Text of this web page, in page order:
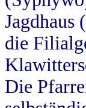
Jagdhaus
die
Die